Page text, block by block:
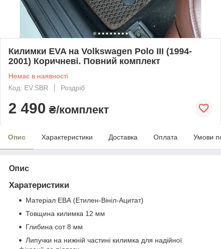
Килимки EVA на Volkswagen Polo III (1994-
2001) Коричневі. Повний комплект
Немає в наявності
Код: EV.SBR
Роздріб
2 490 ₴/комплект
Опис Характеристики Доставка Оплата Умови
Опис
Харатеристики
Матеріал ЕВА (Етилен-Вініл-Ацитат)
Товщина килимка 12 мм
Глибина сот 8 мм
Липучки на нижній частині килимка для надійної